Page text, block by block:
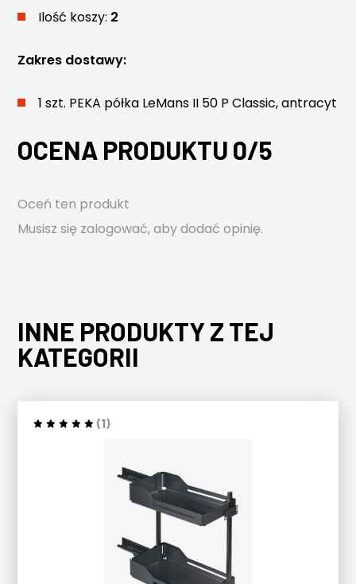
Ilość koszy: 2
Zakres dostawy:
1 szt. PEKA półka LeMans II 50 P Classic, antracyt
OCENA PRODUKTU 0/5
Oceń ten produkt
Musisz się zalogować, aby dodać opinię.
INNE PRODUKTY Z TEJ
KATEGORII
(1)